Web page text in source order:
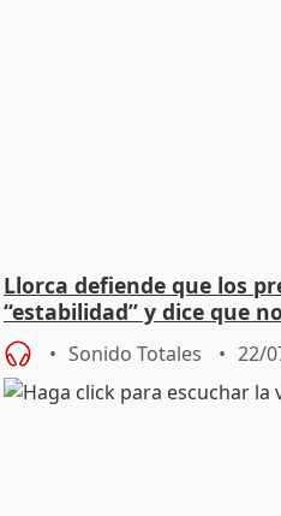
Llorca defiende que los
“estabilidad” y dice que
Sonido Totales 22/